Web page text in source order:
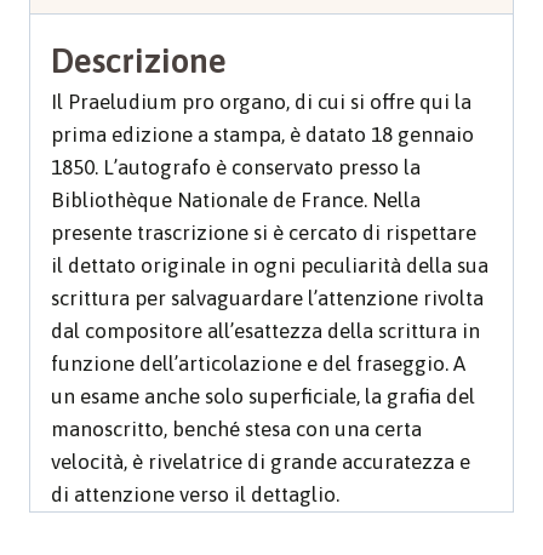
Descrizione
Il Praeludium pro organo, di cui si offre qui la
prima edizione a stampa, è datato 18 gennaio
1850. L’autografo è conservato presso la
Bibliothèque Nationale de France. Nella
presente trascrizione si è cercato di rispettare
il dettato originale in ogni peculiarità della sua
scrittura per salvaguardare l’attenzione rivolta
dal compositore all’esattezza della scrittura in
funzione dell’articolazione e del fraseggio. A
un esame anche solo superficiale, la grafia del
manoscritto, benché stesa con una certa
velocità, è rivelatrice di grande accuratezza e
di attenzione verso il dettaglio.